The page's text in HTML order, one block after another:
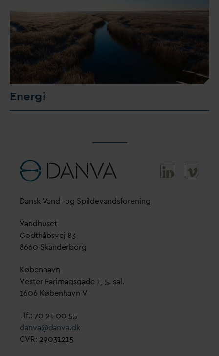
Energi
Dansk Vand- og Spildevandsforening
Vandhuset
Godthåbsvej 83
8660 Skanderborg
København
Vester Farimagsgade 1, 5. sal.
1606 København V
Tlf.: 70 21 00 55
danva@danva.dk
CVR: 29031215